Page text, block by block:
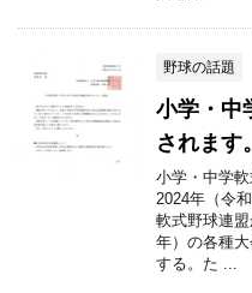
野球の話題
小学・中
されます。
小学・中学軟
2024年（令
軟式野球連
年）の各種
する。た ...